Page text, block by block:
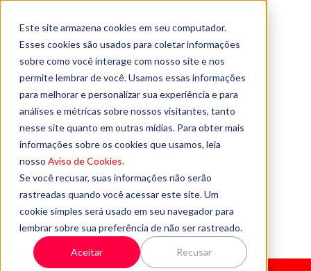
Este site armazena cookies em seu computador.
Esses cookies são usados para coletar informações
sobre como você interage com nosso site e nos
permite lembrar de você. Usamos essas informações
para melhorar e personalizar sua experiência e para
análises e métricas sobre nossos visitantes, tanto
nesse site quanto em outras mídias. Para obter mais
informações sobre os cookies que usamos, leia
nosso Aviso de Cookies.
Se você recusar, suas informações não serão
rastreadas quando você acessar este site. Um
cookie simples será usado em seu navegador para
lembrar sobre sua preferência de não ser rastreado.
Aceitar Recusar
VOLTAR AO SITE
QUEM SOMOS
FALE CONOSCO